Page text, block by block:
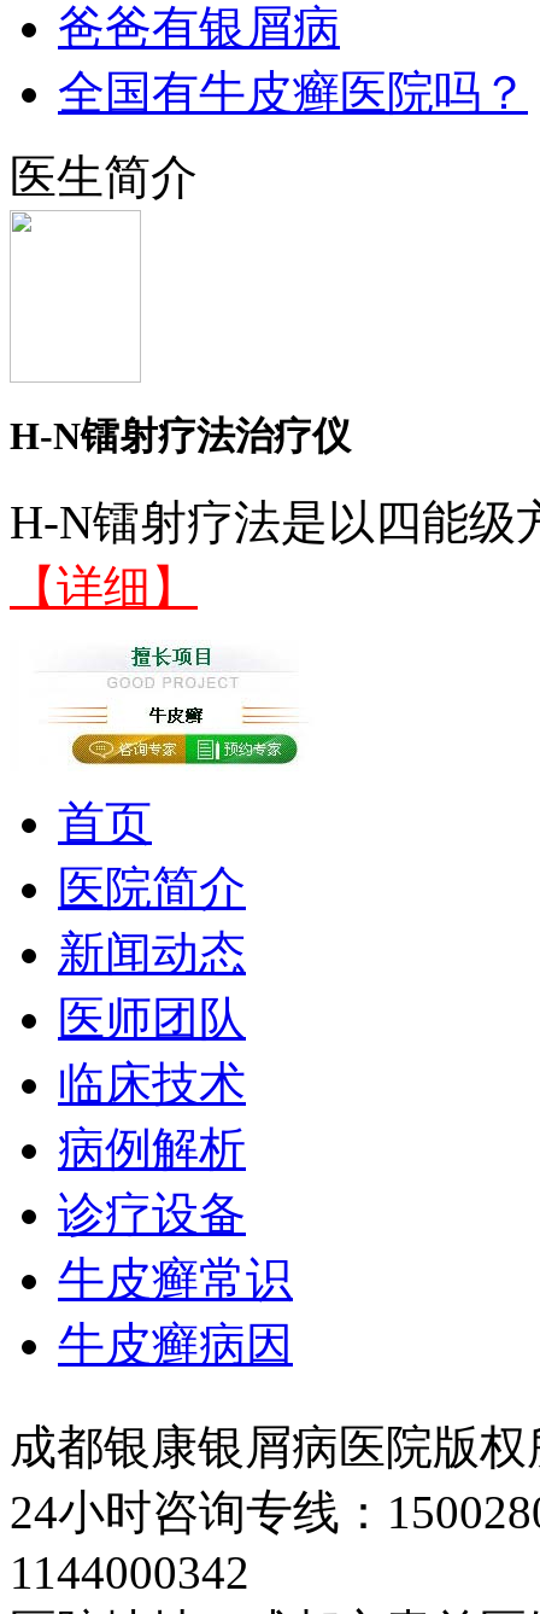
爸爸有银屑病
全国有牛皮癣医院吗？
医生简介
H-N镭射疗法治疗仪
H-N镭射疗法是以四能级
【详细】
首页
医院简介
新闻动态
医师团队
临床技术
病例解析
诊疗设备
牛皮癣常识
牛皮癣病因
成都银康银屑病医院版权
24小时咨询专线：
1144000342